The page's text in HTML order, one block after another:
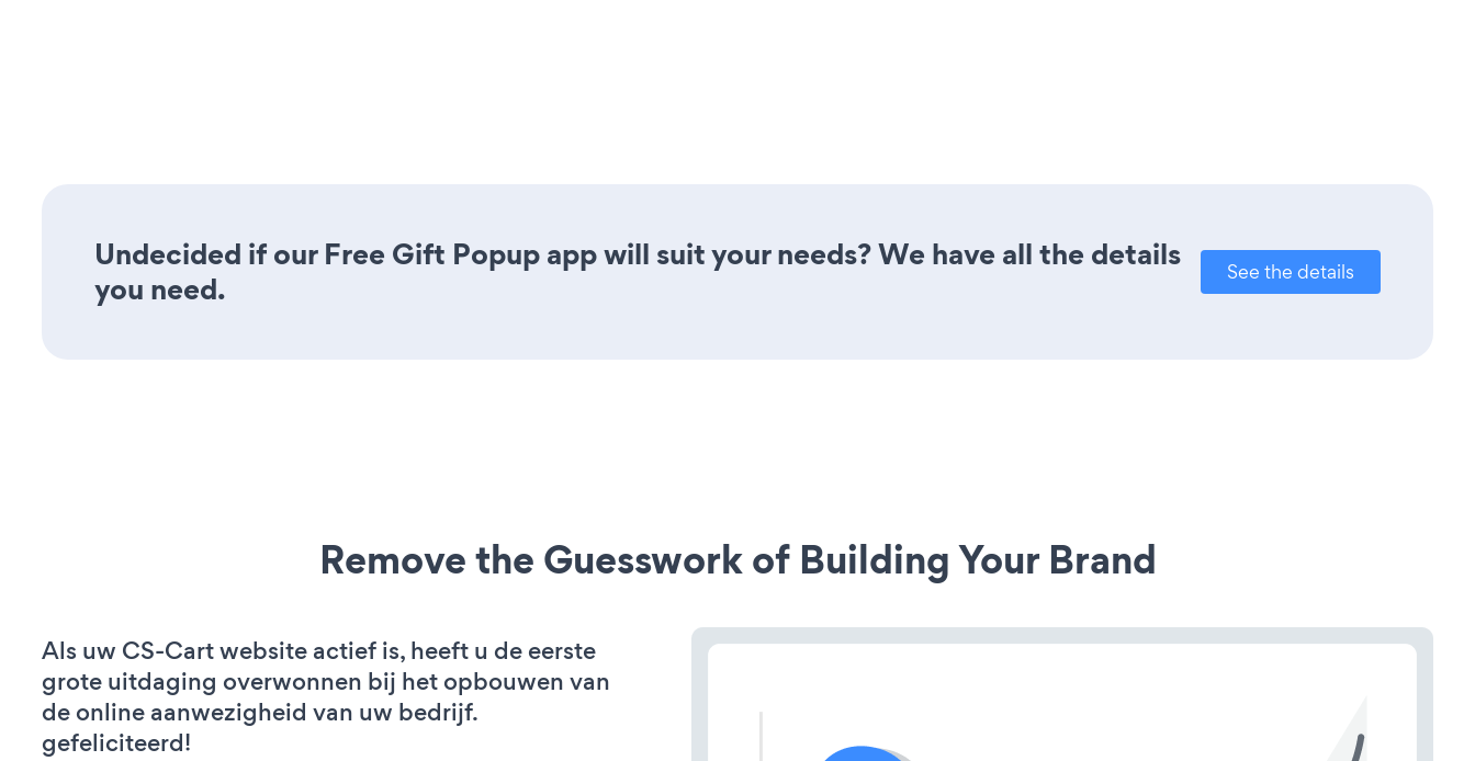
Undecided if our Free Gift Popup app will suit your needs? We have all the details
you need.
See the details
Remove the Guesswork of Building Your Brand
Als uw CS-Cart website actief is, heeft u de eerste
grote uitdaging overwonnen bij het opbouwen van
de online aanwezigheid van uw bedrijf.
gefeliciteerd!